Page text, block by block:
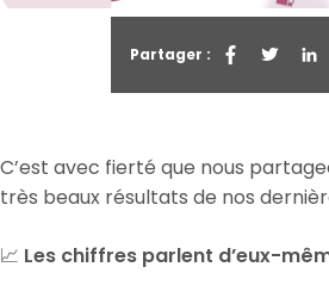
Partager :
C’est avec fierté que nous
très beaux résultats de nos
📈 Les chiffres parlent d’eux-